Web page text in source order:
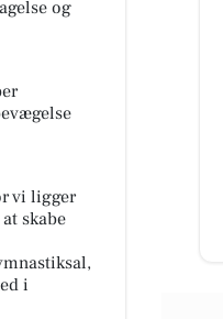
og
vi ligger
skabe
i
på
Skanderborg
til Mossø,